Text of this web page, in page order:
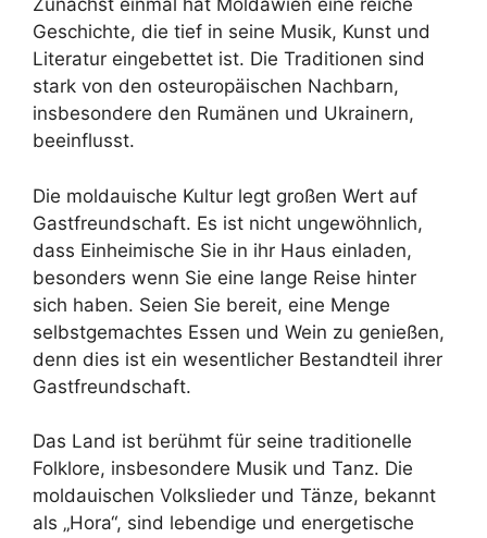
Zunächst einmal hat Moldawien eine reiche
Geschichte, die tief in seine Musik, Kunst und
Literatur eingebettet ist. Die Traditionen sind
stark von den osteuropäischen Nachbarn,
insbesondere den Rumänen und Ukrainern,
beeinflusst.
Die moldauische Kultur legt großen Wert auf
Gastfreundschaft. Es ist nicht ungewöhnlich,
dass Einheimische Sie in ihr Haus einladen,
besonders wenn Sie eine lange Reise hinter
sich haben. Seien Sie bereit, eine Menge
selbstgemachtes Essen und Wein zu genießen,
denn dies ist ein wesentlicher Bestandteil ihrer
Gastfreundschaft.
Das Land ist berühmt für seine traditionelle
Folklore, insbesondere Musik und Tanz. Die
moldauischen Volkslieder und Tänze, bekannt
als „Hora“, sind lebendige und energetische